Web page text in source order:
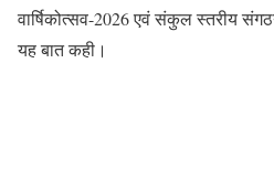
वार्षिकोत्सव-2026 एवं संकुल स्तरीय
यह बात कही।